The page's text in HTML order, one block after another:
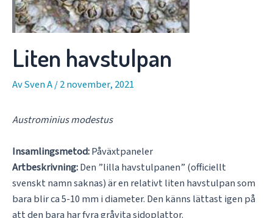
Liten havstulpan
AvSven A/2 november, 2021
Austrominius modestus
Insamlingsmetod:Påväxtpaneler
Artbeskrivning:Den ”lilla havstulpanen” (officiellt
svenskt namn saknas) är en relativt liten havstulpan som
bara blir ca 5-10 mm i diameter. Den känns lättast igen på
att den bara har fyra gråvita sidoplattor.